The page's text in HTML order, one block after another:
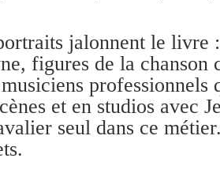
jalonnent le livre
figures de la chanson
et en studios avec
seul dans ce